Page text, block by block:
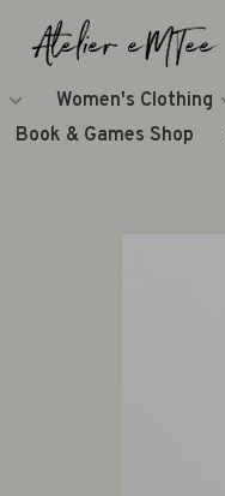
Women's Clothing
Book & Games Shop